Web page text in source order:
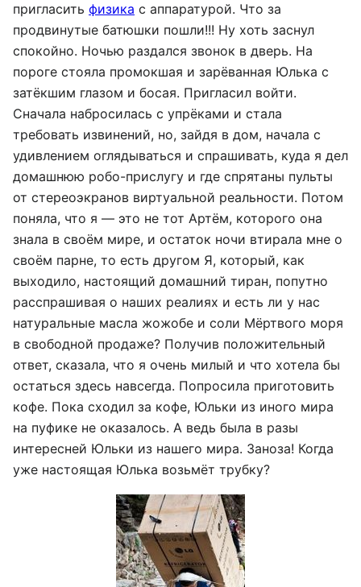
пригласить физика с аппаратурой. Что за
продвинутые батюшки пошли!!! Ну хоть заснул
спокойно. Ночью раздался звонок в дверь. На
пороге стояла промокшая и зарёванная Юлька с
затёкшим глазом и босая. Пригласил войти.
Сначала набросилась с упрёками и стала
требовать извинений, но, зайдя в дом, начала с
удивлением оглядываться и спрашивать, куда я дел
домашнюю робо-прислугу и где спрятаны пульты
от стереоэкранов виртуальной реальности. Потом
поняла, что я — это не тот Артём, которого она
знала в своём мире, и остаток ночи втирала мне о
своём парне, то есть другом Я, который, как
выходило, настоящий домашний тиран, попутно
расспрашивая о наших реалиях и есть ли у нас
натуральные масла жожобе и соли Мёртвого моря
в свободной продаже? Получив положительный
ответ, сказала, что я очень милый и что хотела бы
остаться здесь навсегда. Попросила приготовить
кофе. Пока сходил за кофе, Юльки из иного мира
на пуфике не оказалось. А ведь была в разы
интересней Юльки из нашего мира. Заноза! Когда
уже настоящая Юлька возьмёт трубку?